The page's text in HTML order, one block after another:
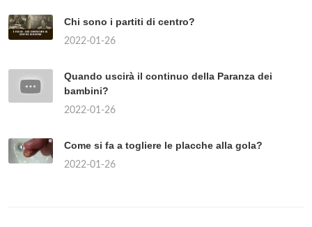
Chi sono i partiti di centro?
2022-01-26
Quando uscirà il continuo della Paranza dei
bambini?
2022-01-26
Come si fa a togliere le placche alla gola?
2022-01-26